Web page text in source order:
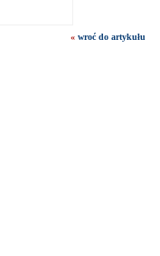
« wroć do artykułu